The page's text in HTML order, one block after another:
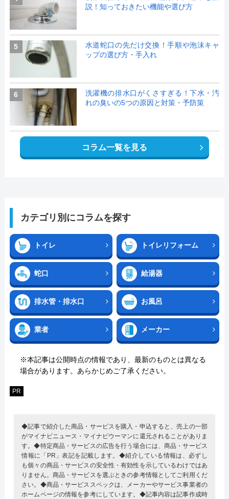
説！知っておきたい機能や選び方
5
水道蛇口の先だけ交換！手順や泡沫キャ
ップの選び方・手入れ
6
洗濯機の排水口がくさすぎる！下水・汚
れの臭いの5つの原因と対策・予防策
コラム一覧を見る
カテゴリ別にコラムを探す
トイレ トイレリフォーム
蛇口 給湯器
排水管・排水口 お風呂
業者 メーカー
※本記事は公開時点の情報であり、最新のものとは異なる
場合があります。あらかじめご了承ください。
PR
◆記事で紹介した商品・サービスを購入・申込すると、売上の一部
がマイナビニュース・マイナビウーマンに還元されることがありま
す。◆特定商品・サービスの広告を行う場合には、商品・サービス
情報に「PR」表記を記載します。◆紹介している情報は、必ずし
も個々の商品・サービスの安全性・有効性を示しているわけではあ
りません。商品・サービスを選ぶときの参考情報としてご利用くだ
さい。◆商品・サービススペックは、メーカーやサービス事業者の
ホームページの情報を参考にしています。◆記事内容は記事作成時